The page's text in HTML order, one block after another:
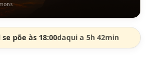
põe às 18:00daqui a 5h 42min